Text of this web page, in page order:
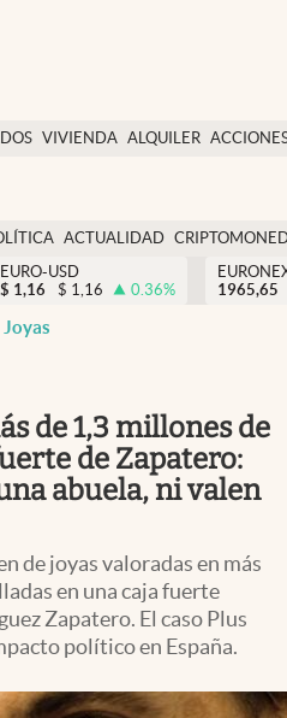
VIVIENDA ALQUILER
USA
ACTUALIDAD
EURO-USD
$ 1,16 $ 1,16 0.36%
1965,65
Joyas
de 1,3 millones de
de Zapatero:
abuela, ni valen
de joyas valoradas en más
en una caja fuerte
Zapatero. El caso Plus
político en España.